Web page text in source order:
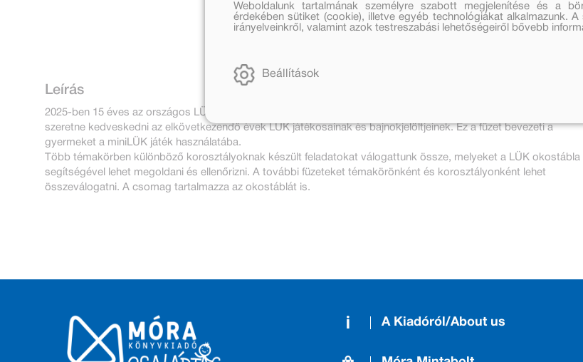
Jelenleg nem rendelhető
Leírás
2025-ben 15 éves az országos LÜK-bajnokság, így a 75 éves Móra Kiadó ezzel a kék színű, limitált LÜK táblával
szeretne kedveskedni az elkövetkezendő évek LÜK játékosainak és bajnokjelöltjeinek. Ez a füzet bevezeti a
gyermeket a miniLÜK játék használatába.
Több témakörben különböző korosztályoknak készült feladatokat válogattunk össze, melyeket a LÜK okostábla
segítségével lehet megoldani és ellenőrizni. A további füzeteket témakörönként és korosztályonként lehet
összeválogatni. A csomag tartalmazza az okostáblát is.
A Kiadóról/About us
Weboldalunk tartalmának személyre szabott megjelenítése és a
érdekében sütiket (cookie), illetve egyéb technológiákat alkalmazunk.
irányelveinkről, valamint azok testreszabási lehetőségeiről bővebb
Beállítások